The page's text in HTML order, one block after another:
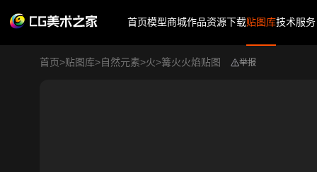
首页模型商城作品资源下载贴图库技术服务
首页>贴图库>自然元素>火>篝火火焰贴图 举报